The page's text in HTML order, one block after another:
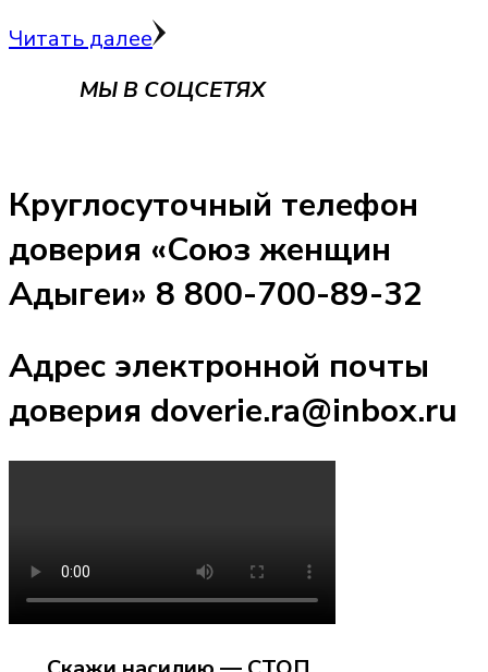
Читать далее
МЫ В СОЦСЕТЯХ
Круглосуточный телефон
доверия «Союз женщин
Адыгеи» 8 800-700-89-32
Адрес электронной почты
доверия doverie.ra@inbox.ru